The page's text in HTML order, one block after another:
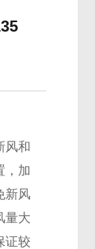
风和
，加
新风
量大
证较